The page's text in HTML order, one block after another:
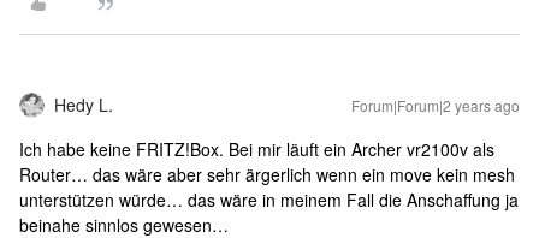
Hedy L. Forum|Forum|2 years ago
Ich habe keine FRITZ!Box. Bei mir läuft ein Archer vr2100v als
Router… das wäre aber sehr ärgerlich wenn ein move kein mesh
unterstützen würde… das wäre in meinem Fall die Anschaffung ja
beinahe sinnlos gewesen…